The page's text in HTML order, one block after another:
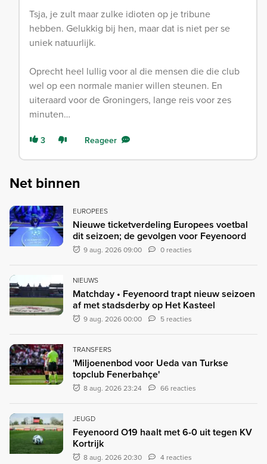
Tsja, je zult maar zulke idioten op je tribune
hebben. Gelukkig bij hen, maar dat is niet per se
uniek natuurlijk.
Oprecht heel lullig voor al die mensen die die club
wel op een normale manier willen steunen. En
uiteraard voor de Groningers, lange reis voor zes
minuten…
3 Reageer
Net binnen
EUROPEES
Nieuwe ticketverdeling Europees voetbal
dit seizoen; de gevolgen voor Feyenoord
9 aug. 2026 09:00 0 reacties
NIEUWS
Matchday • Feyenoord trapt nieuw seizoen
af met stadsderby op Het Kasteel
9 aug. 2026 00:00 5 reacties
TRANSFERS
'Miljoenenbod voor Ueda van Turkse
topclub Fenerbahçe'
8 aug. 2026 23:24 66 reacties
JEUGD
Feyenoord O19 haalt met 6-0 uit tegen KV
Kortrijk
8 aug. 2026 20:30 4 reacties